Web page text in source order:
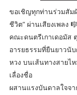
ขอเชิญทุกท่านร่วมสัม
ชีวิต” ผ่านเสียงเพลง 🎼
คณะดนตรีเกาเดอมัส
อารยธรรมที่ยืนยาวนั
หวง บนเส้นทางสายไ
เลื่องชื่อ
ผสานแรงบันดาลใจจ